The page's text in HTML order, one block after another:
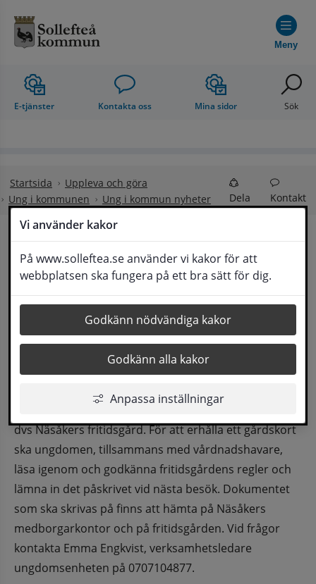
Vi använder kakor
På www.solleftea.se använder vi kakor för att
webbplatsen ska fungera på ett bra sätt för dig.
Godkänn nödvändiga kakor
Godkänn alla kakor
Anpassa inställningar
Meny
E-tjänster Kontakta oss Mina sidor Sök
Startsida
Uppleva och göra
Ung i kommunen
Ung i kommun nyheter Dela Kontakt
Gårdskort på
fritidsgården Näsåker
Från och med nästa vecka, 11/11, gäller
obligatoriskt gårdskort för besökare på
Näsåkers friidsgård.
Från och med nästa vecka, den 11/11, gäller
obligatoriskt gårdskort för att besöka vår verksamhet,
dvs Näsåkers fritidsgård. För att erhålla ett gårdskort
ska ungdomen, tillsammans med vårdnadshavare,
läsa igenom och godkänna fritidsgårdens regler och
lämna in det påskrivet vid nästa besök. Dokumentet
som ska skrivas på finns att hämta på Näsåkers
medborgarkontor och på fritidsgården. Vid frågor
kontakta Emma Engkvist, verksamhetsledare
ungdomsenheten på 0707104877.